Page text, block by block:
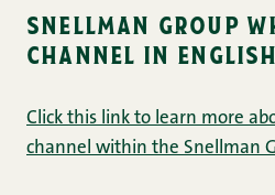
snellman group
channel in english
Click this link to learn more
channel within the Snellman